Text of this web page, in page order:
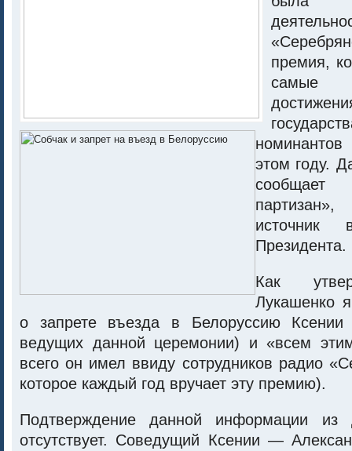
премия,
самые
этом году.
источник
Президента.
Как
Лукашенко
о запрете въезда в Белоруссию
ведущих данной церемонии) и «всем
всего он имел ввиду сотрудников радио
которое каждый год вручает эту премию).
Подтверждение данной информации из
отсутствует. Соведущий Ксении —